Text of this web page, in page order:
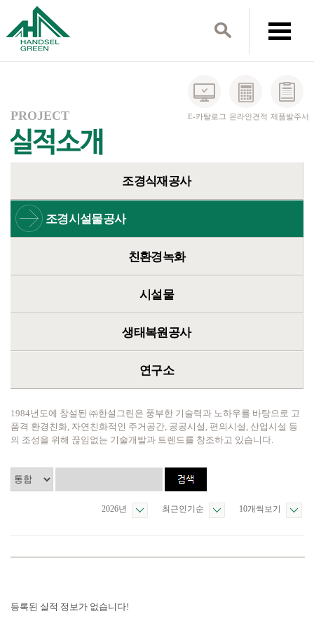
E-카탈로그 온라인견적 제품발주서
PROJECT
조경식재공사
조경시설물공사
친환경녹화
시설물
생태복원공사
연구소
1984년도에 창설된 ㈜한설그린은 풍부한 기술력과 노하우를 바탕으로 고
품격 환경친화, 자연친화적인 주거공간, 공공시설, 편의시설, 산업시설 등
의 조성을 위해 끊임없는 기술개발과 트렌드를 창조하고 있습니다.
10개씩보기
최근인기순
2026년
등록된 실적 정보가 없습니다!